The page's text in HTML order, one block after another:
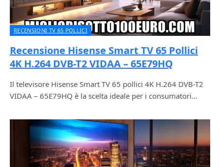
RECENSIONI TV 65 POLLICI
Recensione Hisense Smart TV 65 Pollici
4K H.264 DVB-T2 VIDAA – 65E79HQ
Il televisore Hisense Smart TV 65 pollici 4K H.264 DVB-T2
VIDAA – 65E79HQ è la scelta ideale per i consumatori…